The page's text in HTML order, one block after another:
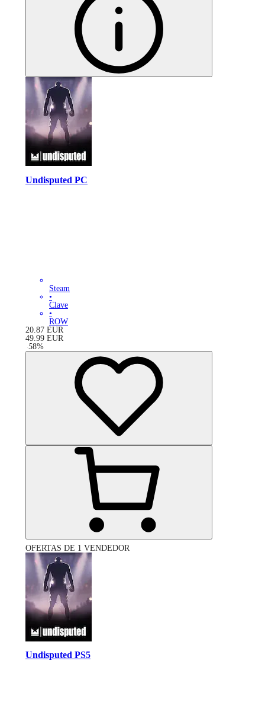
Undisputed PC
Steam
•
Clave
•
ROW
20.87 EUR
49.99 EUR
-58%
OFERTAS DE 1 VENDEDOR
Undisputed PS5